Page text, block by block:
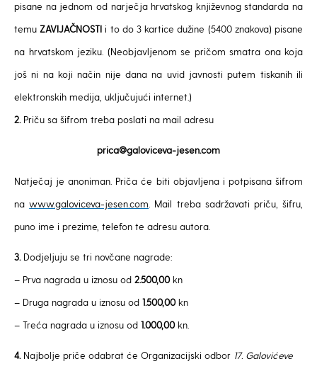
pisane na jednom od narječja hrvatskog književnog standarda na
temuZAVIJAČNOSTI i to do 3 kartice dužine (5400 znakova) pisane
na hrvatskom jeziku. (Neobjavljenom se pričom smatra ona koja
još ni na koji način nije dana na uvid javnosti putem tiskanih ili
elektronskih medija, uključujući internet.)
2.Priču sa šifrom treba poslati na mail adresu
prica@galoviceva-jesen.com
Natječaj je anoniman. Priča će biti objavljena i potpisana šifrom
nawww.galoviceva-jesen.com . Mail treba sadržavati priču, šifru,
puno ime i prezime, telefon te adresu autora.
3. Dodjeljuju se tri novčane nagrade:
– Prva nagrada u iznosu od 2.500,00kn
– Druga nagrada u iznosu od 1.500,00kn
– Treća nagrada u iznosu od 1.000,00kn.
4. Najbolje priče odabrat će Organizacijski odbor 17. Galovićeve